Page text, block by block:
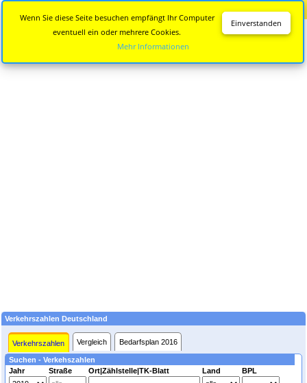
Verkehrszahlen Deutschland
Verkehrszahlen Vergleich Bedarfsplan 2016
Suchen - Verkehszahlen
Jahr
Straße Ort|Zählstelle|TK-Blatt Land BPL
Einverstanden
Wenn Sie diese Seite besuchen empfängt Ihr Computer
eventuell ein oder mehrere Cookies.
Mehr Informationen